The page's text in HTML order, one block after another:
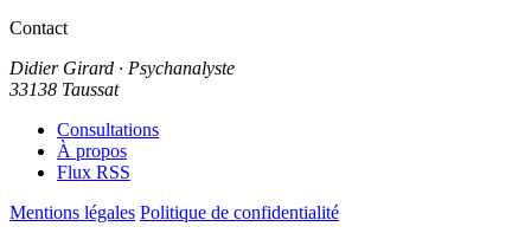
Contact
Didier Girard · Psychanalyste
33138 Taussat
Consultations
À propos
Flux RSS
Mentions légales Politique de confidentialité